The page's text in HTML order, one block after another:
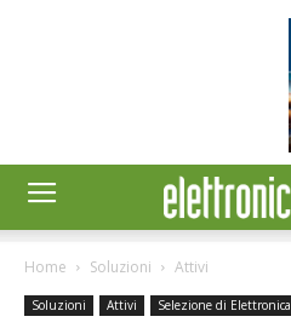
Home Soluzioni Attivi
Soluzioni Attivi Selezione di Elettronica